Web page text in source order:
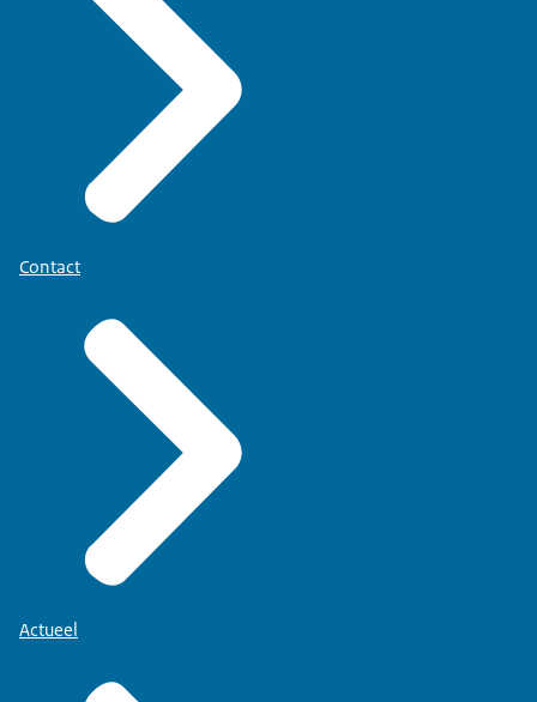
Contact
Actueel